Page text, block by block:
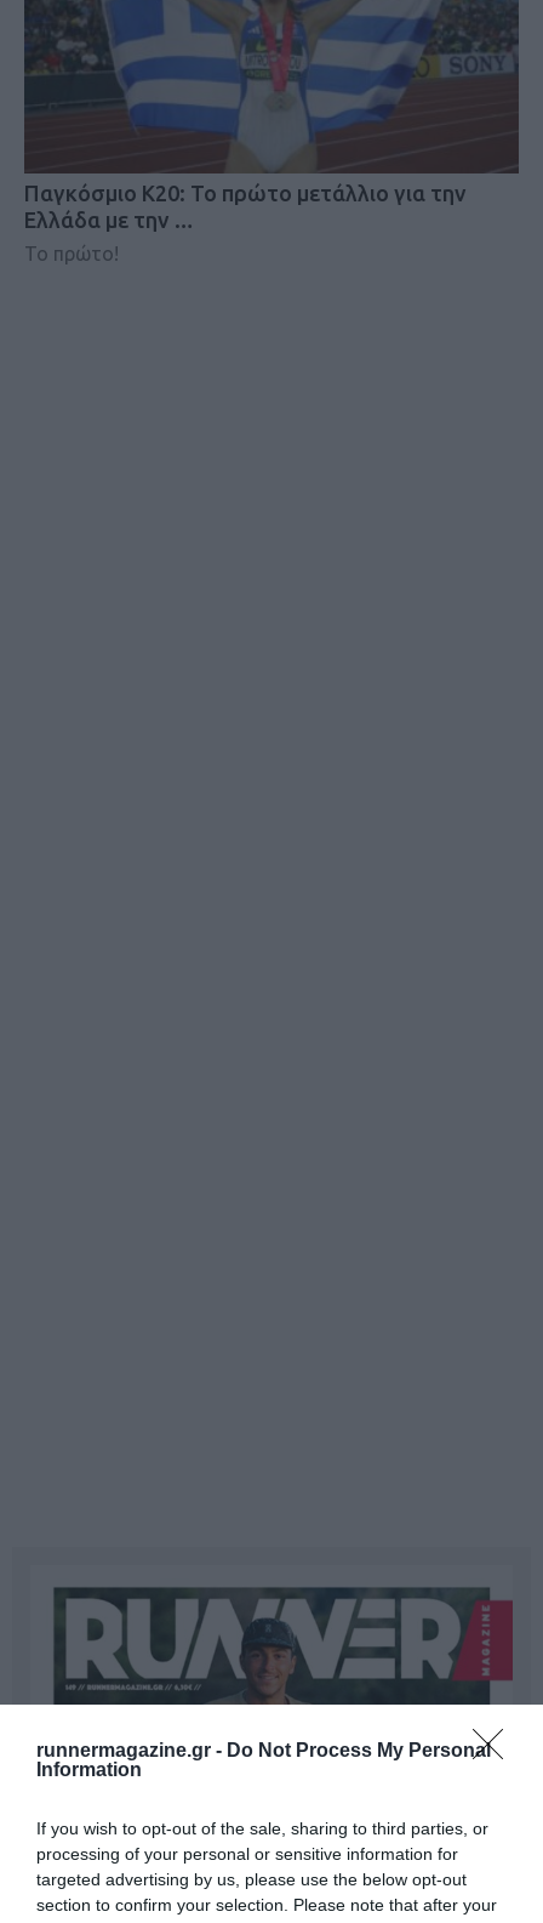
runnermagazine.gr - Do Not Process My Personal
Information
If you wish to opt-out of the sale, sharing to third parties, or
processing of your personal or sensitive information for
targeted advertising by us, please use the below opt-out
section to confirm your selection. Please note that after your
Παγκόσμιο Κ20: Το πρώτο μετάλλιο για την
Ελλάδα με την …
Το πρώτο!